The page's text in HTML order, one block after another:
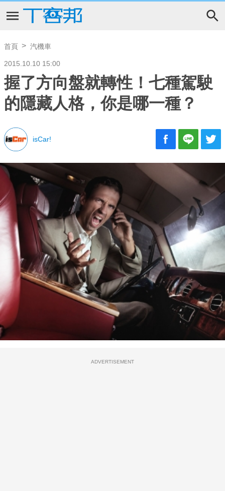
首頁 汽機車
2015.10.10 15:00
握了方向盤就轉性！七種駕駛
的隱藏人格，你是哪一種？
isCar!
ADVERTISEMENT